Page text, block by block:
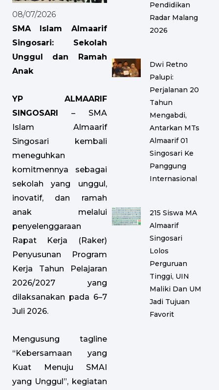
08/07/2026
SMA Islam Almaarif
Singosari: Sekolah
Unggul dan Ramah
Anak
YP ALMAARIF
SINGOSARI – SMA
Islam Almaarif
Singosari kembali
meneguhkan
komitmennya sebagai
sekolah yang unggul,
inovatif, dan ramah
anak melalui
penyelenggaraan
Rapat Kerja (Raker)
Penyusunan Program
Kerja Tahun Pelajaran
2026/2027 yang
dilaksanakan pada 6–7
Juli 2026.
Mengusung tagline
“Kebersamaan yang
Kuat Menuju SMAI
yang Unggul”, kegiatan
Pendidikan
Radar Malang
2026
Dwi Retno
Palupi:
Perjalanan 20
Tahun
Mengabdi,
Antarkan MTs
Almaarif 01
Singosari Ke
Panggung
Internasional
215 Siswa MA
Almaarif
Singosari
Lolos
Perguruan
Tinggi, UIN
Maliki Dan UM
Jadi Tujuan
Favorit